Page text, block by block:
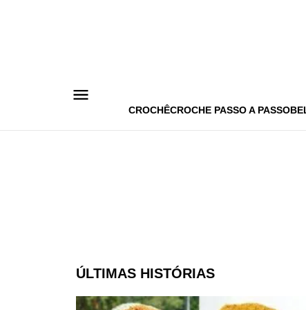
CROCHÊCROCHE PASSO A PASSO
ÚLTIMAS HISTÓRIAS